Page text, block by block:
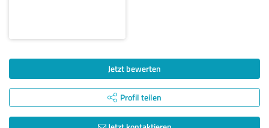
Jetzt bewerten
Profil teilen